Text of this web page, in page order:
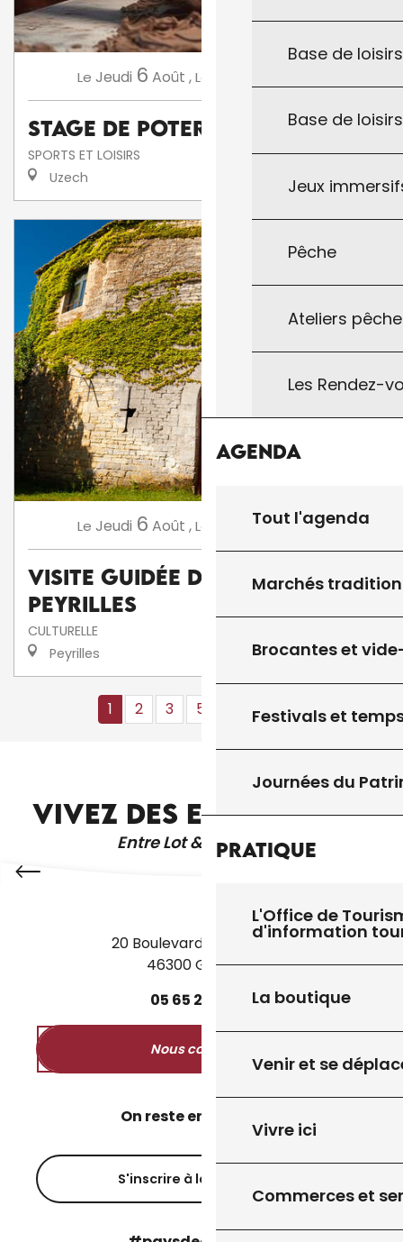
Base de
Base de
Jeux
Pêche
Ateliers
Les Rendez-
Agenda
Tout l'agenda
Marchés
Brocantes et
Festivals et
Journées du
Pratique
L'Office de
d'information
La boutique
Venir et se
Vivre ici
Commerces et
Le Jeudi 6 Août ,Le
Stage de poterie
SPORTS ET LOISIRS
Uzech
Le Jeudi 6 Août ,Le 13Août,...
Visite guidée du Château de
Peyrilles
CULTURELLE
Peyrilles
1 2 3 5+ 10+ 16 ❯ ❯❯
VIVEZ DES EXPÉRIENCES
Entre Lot & Dordogne
LES JARDINS D’EAU
20 Boulevard des Martyrs
46300 Gourdon
05 65 27 50
Nous contacter
On reste en contact ?
S'inscrire à la newsletter